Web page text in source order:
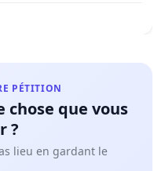
PÉTITION
chose que vous
?
lieu en gardant le